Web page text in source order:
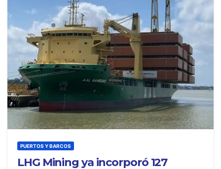
PUERTOS Y BARCOS
LHG Mining ya incorporó 127